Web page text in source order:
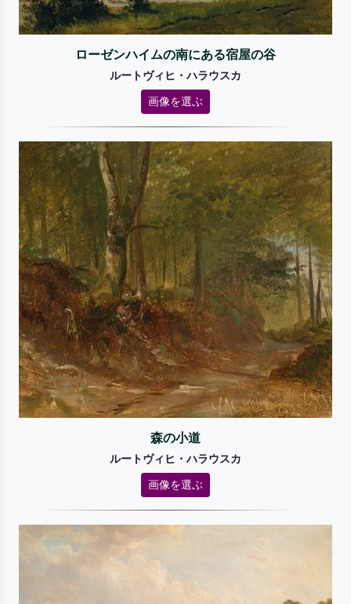
ローゼンハイムの南にある宿屋の谷
ルートヴィヒ・ハラウスカ
画像を選ぶ
森の小道
ルートヴィヒ・ハラウスカ
画像を選ぶ